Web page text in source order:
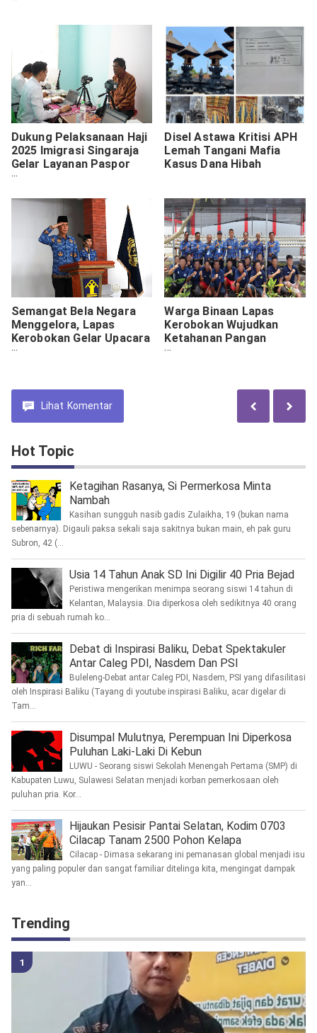
Dukung Pelaksanaan Haji
2025 Imigrasi Singaraja
Gelar Layanan Paspor
Kolektif 'Eazy Passport'
Disel Astawa Kritisi APH
Lemah Tangani Mafia
Kasus Dana Hibah
Semangat Bela Negara
Menggelora, Lapas
Kerobokan Gelar Upacara
Peringatan Hari Bela
Warga Binaan Lapas
Kerobokan Wujudkan
Ketahanan Pangan
Dengan Menanam Pokcoy
Lihat Komentar
Hot Topic
Ketagihan Rasanya, Si Permerkosa Minta
Nambah
Kasihan sungguh nasib gadis Zulaikha, 19 (bukan nama
sebenarnya). Digauli paksa sekali saja sakitnya bukan main, eh pak guru
Subron, 42 (...
Usia 14 Tahun Anak SD Ini Digilir 40 Pria Bejad
Peristiwa mengerikan menimpa seorang siswi 14 tahun di
Kelantan, Malaysia. Dia diperkosa oleh sedikitnya 40 orang
pria di sebuah rumah ko...
Debat di Inspirasi Baliku, Debat Spektakuler
Antar Caleg PDI, Nasdem Dan PSI
Buleleng-Debat antar Caleg PDI, Nasdem, PSI yang difasilitasi
oleh Inspirasi Baliku (Tayang di youtube inspirasi Baliku, acar digelar di
Tam...
Disumpal Mulutnya, Perempuan Ini Diperkosa
Puluhan Laki-Laki Di Kebun
LUWU - Seorang siswi Sekolah Menengah Pertama (SMP) di
Kabupaten Luwu, Sulawesi Selatan menjadi korban pemerkosaan oleh
puluhan pria. Kor...
Hijaukan Pesisir Pantai Selatan, Kodim 0703
Cilacap Tanam 2500 Pohon Kelapa
Cilacap - Dimasa sekarang ini pemanasan global menjadi isu
yang paling populer dan sangat familiar ditelinga kita, mengingat dampak
yan...
Trending